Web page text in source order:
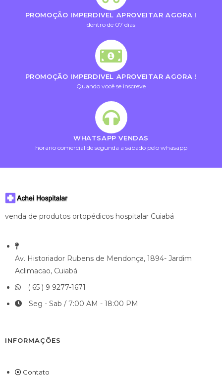
PROMOÇÃO IMPERDIVEL APROVEITAR AGORA !
dentro de 07 dias
PROMOÇÃO IMPERDIVEL APROVEITAR AGORA !
Quando você se inscreve
WHATSAPP VENDAS
horario comercial de segunda a sabado pelo whasapp
venda de produtos ortopédicos hospitalar Cuiabá
Av. Historiador Rubens de Mendonça, 1894- Jardim
Aclimacao, Cuiabá
( 65 ) 9 9277-1671
Seg - Sab / 7:00 AM - 18:00 PM
INFORMAÇÕES
Contato